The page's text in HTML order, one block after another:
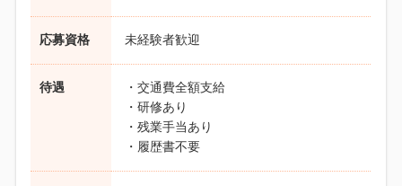
応募資格 未経験者歓迎
待遇
・交通費全額支給
・研修あり
・残業手当あり
・履歴書不要